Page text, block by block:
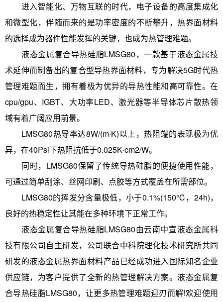
进入智能化、万物互联的时代，电子设备的高度集成化
和微型化，伴随而来的是功率密度的不断攀升，热界面材料
的选择成为器件性能发挥的关键，也成为热管理难题。
液态金属复合导热硅脂LMSG80，一款基于液态金属技
术延伸而制备出的复合型导热界面材料，专为解决5G时代热
管理难题而生，拥有着极为优异的导热性能和高可靠性。在
cpu/gpu、IGBT、大功率LED、激光器等半导体芯片散热领
域有着广阔应用前景。
LMSG80热导率达8W/(m·K)以上，热阻端的表现极为优
异，在40Psi下热阻抗低于0.025K·cm2/W。
同时，LMSG80保留了传统导热硅脂的便捷使用性能，
可通过简单刮涂、丝网印刷、点胶等方式覆盖在所需部位。
LMSG80的挥发分含量极低，小于0.1%(150℃，24h)，
良好的热稳定性让其能在多种环境下正常工作。
液态金属复合导热硅脂LMSG80由云南中宣液态金属科
技有限公司自主研发，公司联合中科院理化技术研究所共同
研发的液态金属热界面材料产品已经成功进入国际知名企业
供应链，为客户提供了全新的热管理解决方案。液态金属复
合导热硅脂LMSG80，让更多热管理难题迎刃而解!欢迎使用